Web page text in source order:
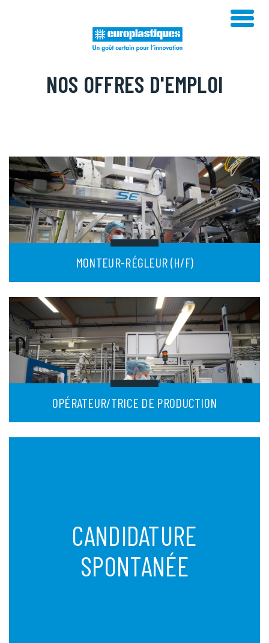
NOS OFFRES D'EMPLOI
MONTEUR-RÉGLEUR (H/F)
OPÉRATEUR/TRICE DE PRODUCTION
CANDIDATURE
SPONTANÉE